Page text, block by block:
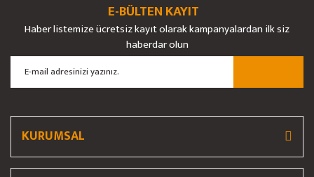
E-BÜLTEN KAYIT
Haber listemize ücretsiz kayıt olarak kampanyalardan ilk siz
haberdar olun
KURUMSAL